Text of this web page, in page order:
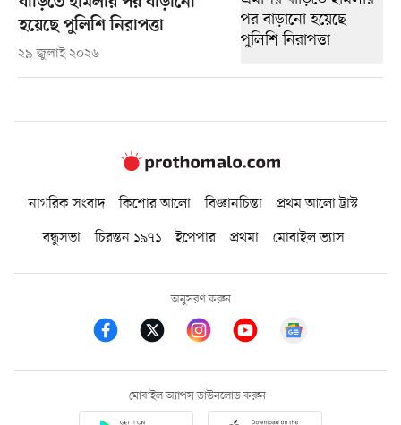
হয়েছে পুলিশি নিরাপত্তা
২৯ জুলাই ২০২৬
নাগরিক সংবাদ কিশোর আলো বিজ্ঞানচিন্তা
প্রথম আলো ট্রাস্ট
বন্ধুসভা
চিরন্তন ১৯৭১ ইপেপার প্রথমা মোবাইল ভ্যাস
অনুসরণ করুন
মোবাইল অ্যাপস ডাউনলোড করুন